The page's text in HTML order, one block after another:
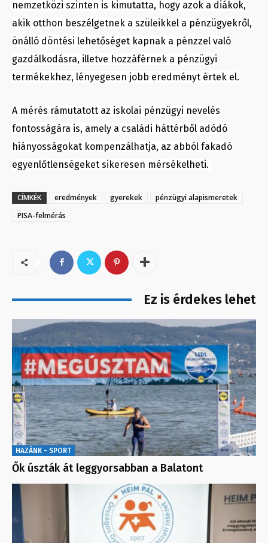
nemzetközi szinten is kimutatta, hogy azok a diákok,
akik otthon beszélgetnek a szüleikkel a pénzügyekről,
önálló döntési lehetőséget kapnak a pénzzel való
gazdálkodásra, illetve hozzáférnek a pénzügyi
termékekhez, lényegesen jobb eredményt értek el.
A mérés rámutatott az iskolai pénzügyi nevelés
fontosságára is, amely a családi háttérből adódó
hiányosságokat kompenzálhatja, az abból fakadó
egyenlőtlenségeket sikeresen mérsékelheti.
CÍMKÉK eredmények gyerekek
pénzügyi alapismeretek
PISA-felmérás
Ez is érdekes lehet
HAZÁNK - SPORT
Ők úszták át leggyorsabban a Balatont